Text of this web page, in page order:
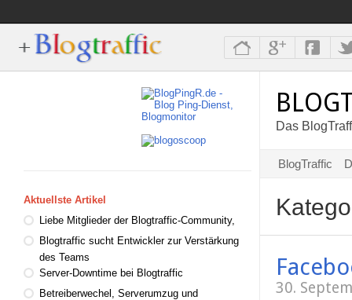
Aktuellste Artikel
Liebe Mitglieder der Blogtraffic-Community,
Blogtraffic sucht Entwickler zur Verstärkung
des Teams
Server-Downtime bei Blogtraffic
Betreiberwechel, Serverumzug und
Das
BlogTraffic
30.